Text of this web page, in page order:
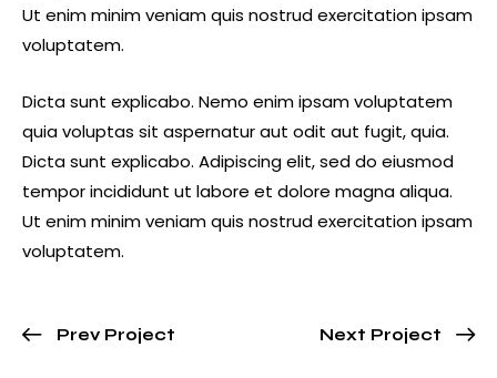
Ut enim minim veniam quis nostrud exercitation ipsam
voluptatem.
Dicta sunt explicabo. Nemo enim ipsam voluptatem
quia voluptas sit aspernatur aut odit aut fugit, quia.
Dicta sunt explicabo. Adipiscing elit, sed do eiusmod
tempor incididunt ut labore et dolore magna aliqua.
Ut enim minim veniam quis nostrud exercitation ipsam
voluptatem.
Prev Project Next Project